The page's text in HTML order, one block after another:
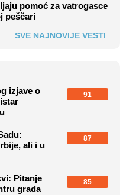
pomoć za vatrogasce
peščari
SVE NAJNOVIJE VESTI
izjave o
91
ali i u
87
Pitanje
grada
85